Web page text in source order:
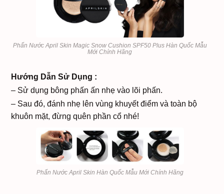
Phấn Nước April Skin Magic Snow Cushion SPF50 Plus Hàn Quốc Mẫu
Mới Chính Hãng
Hướng Dẫn Sử Dụng :
– Sử dụng bông phấn ấn nhẹ vào lõi phấn.
– Sau đó, đánh nhẹ lên vùng khuyết điểm và toàn bộ
khuôn mặt, đừng quên phần cổ nhé!
Phấn Nước April Skin Hàn Quốc Mẫu Mới Chính Hãng